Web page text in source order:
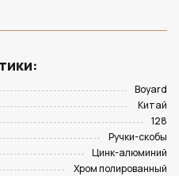
Boyard
Китай
128
Ручки-скобы
Цинк-алюминий
Хром полированный